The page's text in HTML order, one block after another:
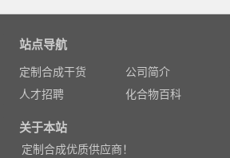
站点导航
定制合成干货 公司简介
人才招聘
化合物百科
关于本站
定制合成优质供应商！